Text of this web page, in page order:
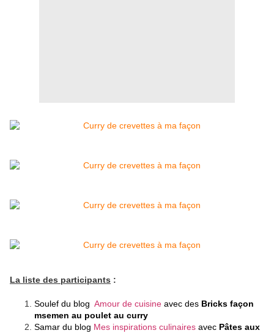
La liste des participants :
Soulef du blog Amour de cuisine avec des Bricks façon
msemen au poulet au curry
Samar du blog Mes inspirations culinaires avec Pâtes aux